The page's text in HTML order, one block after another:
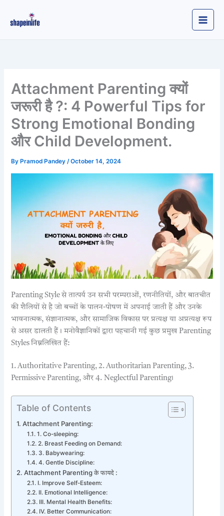
content
Attachment Parenting क्यों
जरूरी है ?: 4 Powerful Tips for
Strong Emotional Bonding
और Child Development.
By Pramod Pandey/October 14, 2024
Parenting Style से तात्पर्य उन सभी परम्पराओं, रणनीतियों, और बातचीत
की शैलियों से है जो बच्चों के पालन-पोषण में अपनाई जाती हैं और उनके
भावनात्मक, संज्ञानात्मक, और सामाजिक विकास पर प्रत्यक्ष या अप्रत्यक्ष रूप
से असर डालती हैं। मनोवैज्ञानिकों द्वारा पहचानी गई कुछ प्रमुख Parenting
Styles निम्नलिखित हैं:
1. Authoritative Parenting, 2. Authoritarian Parenting, 3.
Permissive Parenting, और 4. Neglectful Parenting।
Table of Contents
Attachment Parenting:
1. Co-sleeping:
2. Breast Feeding on Demand:
3. Babywearing:
4. Gentle Discipline:
Attachment Parenting के फायदे :
I. Improve Self-Esteem:
II. Emotional Intelligence:
III. Mental Health Benefits:
IV. Better Communication: